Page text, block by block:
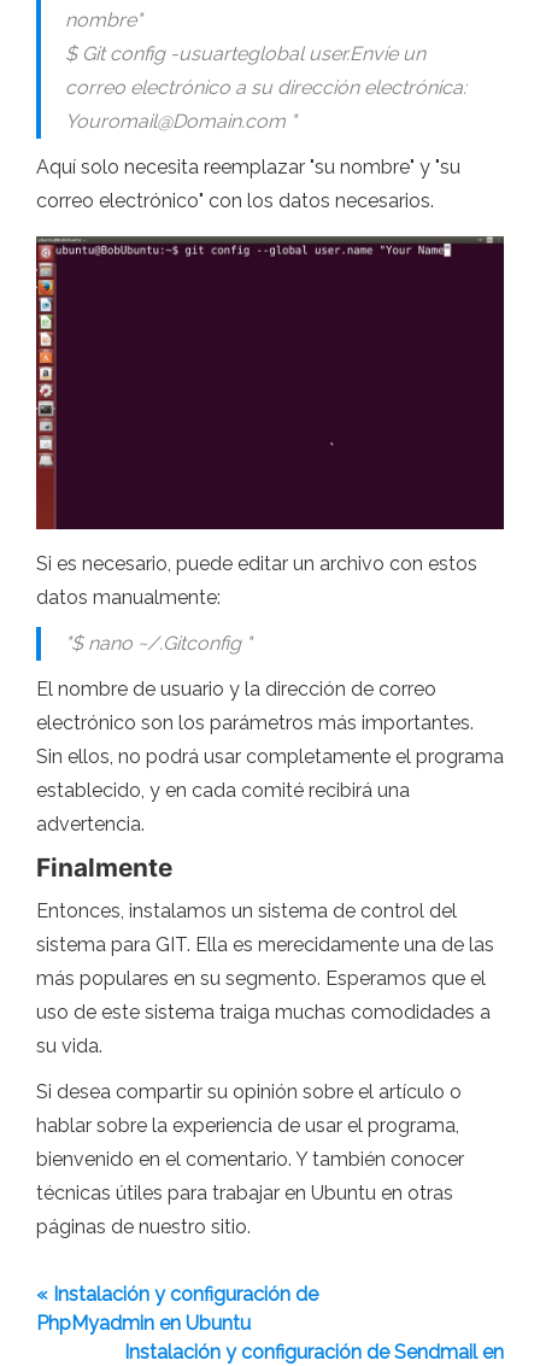
nombre"
$ Git config -usuarteglobal user.Envíe un
correo electrónico a su dirección electrónica:
Youromail@Domain.com "
Aquí solo necesita reemplazar "su nombre" y "su
correo electrónico" con los datos necesarios.
Si es necesario, puede editar un archivo con estos
datos manualmente:
"$ nano ~/.Gitconfig "
El nombre de usuario y la dirección de correo
electrónico son los parámetros más importantes.
Sin ellos, no podrá usar completamente el programa
establecido, y en cada comité recibirá una
advertencia.
Finalmente
Entonces, instalamos un sistema de control del
sistema para GIT. Ella es merecidamente una de las
más populares en su segmento. Esperamos que el
uso de este sistema traiga muchas comodidades a
su vida.
Si desea compartir su opinión sobre el artículo o
hablar sobre la experiencia de usar el programa,
bienvenido en el comentario. Y también conocer
técnicas útiles para trabajar en Ubuntu en otras
páginas de nuestro sitio.
« Instalación y configuración de
PhpMyadmin en Ubuntu
Instalación y configuración de Sendmail en